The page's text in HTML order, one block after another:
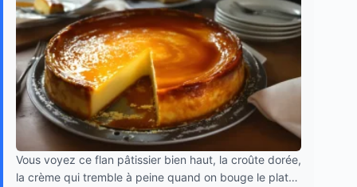
Vous voyez ce flan pâtissier bien haut, la croûte dorée,
la crème qui tremble à peine quand on bouge le plat…